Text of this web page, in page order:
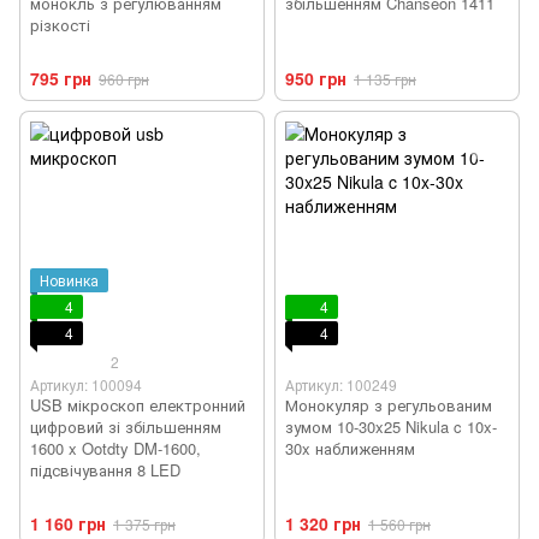
різкості
795 грн 960 грн 950 грн 1 135 грн
Новинка
4
4
2
Артикул: 100094
USB мікроскоп електронний
цифровий зі збільшенням
1600 x Ootdty DM-1600,
підсвічування 8 LED
1 160 грн 1 375 грн
4
4
Артикул: 100249
Монокуляр з регульованим
зумом 10-30x25 Nikula c 10x-
30x наближенням
1 320 грн 1 560 грн